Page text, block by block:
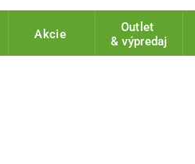
Akcie
Outlet
& výpredaj